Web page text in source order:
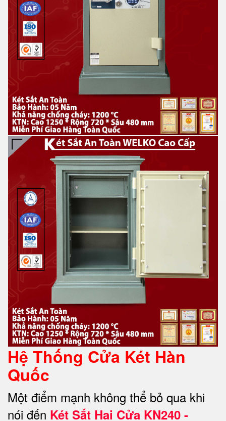
Hệ Thống Cửa Két Hàn
Quốc
Một điểm mạnh không thể bỏ qua khi
nói đến Két Sắt Hai Cửa KN240 -